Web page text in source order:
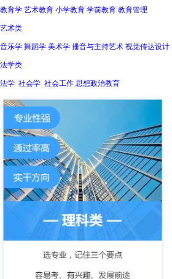
教育学 艺术教育 小学教育 学前教育 教育管理
艺术类
音乐学 舞蹈学 美术学 播音与主持艺术 视觉传达设计
法学类
法学 社会学 社会工作 思想政治教育